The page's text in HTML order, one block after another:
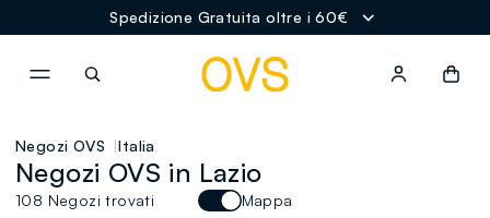
Spedizione Gratuita oltre i 60€
Negozi OVS Italia
Negozi OVS in Lazio
108 Negozi trovati Mappa